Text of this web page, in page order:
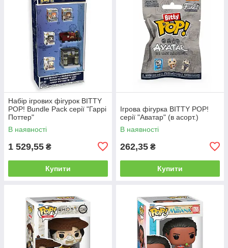
Набір ігрових фігурок BITTY
POP! Bundle Pack серії "Гаррі
Поттер"
В наявності
1 529,55 ₴
Купити
Ігрова фігурка BITTY POP!
серії "Аватар" (в асорт.)
В наявності
262,35 ₴
Купити